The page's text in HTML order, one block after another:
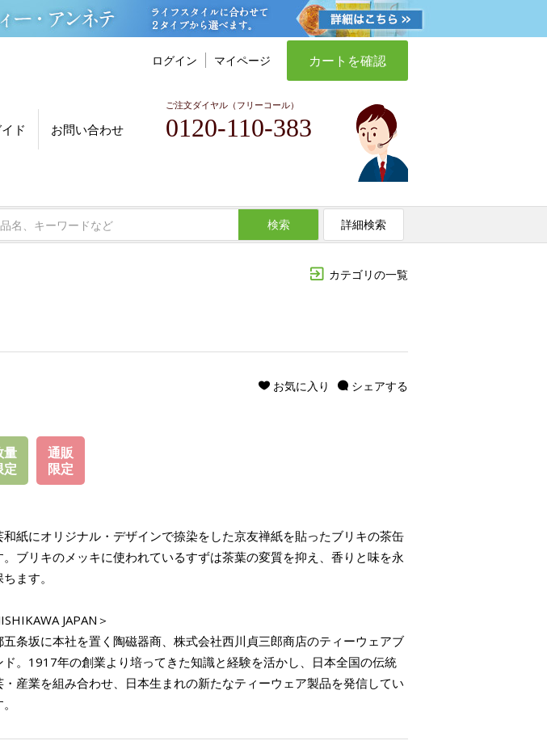
ログイン マイページ カートを確認
ド お問い合わせ
ご注文ダイヤル（フリーコール）
0120-110-383
検索 詳細検索
カテゴリの一覧
シェアする
お気に入り
量
定
通販
限定
和紙にオリジナル・デザインで捺染をした京友禅紙を貼ったブリキの茶缶
。ブリキのメッキに使われているすずは茶葉の変質を抑え、香りと味を永
ちます。
JAPAN＞
五条坂に本社を置く陶磁器商、株式会社西川貞三郎商店のティーウェアブ
ド。1917年の創業より培ってきた知識と経験を活かし、日本全国の伝統
・産業を組み合わせ、日本生まれの新たなティーウェア製品を発信してい